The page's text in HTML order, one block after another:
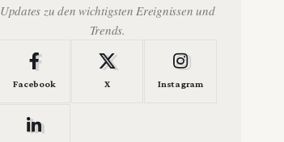
Updates zu den wichtigsten Ereignissen und
Trends.
Facebook X Instagram